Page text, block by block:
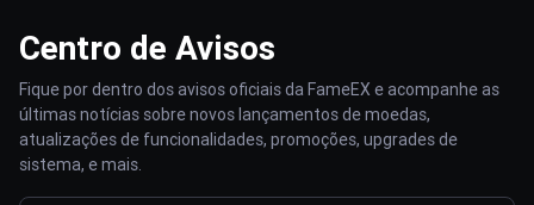
Centro de Avisos
Fique por dentro dos avisos oficiais da FameEX e acompanhe as
últimas notícias sobre novos lançamentos de moedas,
atualizações de funcionalidades, promoções, upgrades de
sistema, e mais.